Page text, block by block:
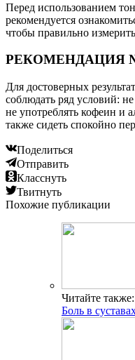
Перед использованием
рекомендуется
чтобы правильно
РЕКОМЕНДАЦИЯ
Для достоверных
соблюдать ряд условий:
не употреблять кофеин и
также сидеть спокойно
Поделиться
Отправить
Класснуть
Твитнуть
Похожие публикации
Читайте также:
Боль в